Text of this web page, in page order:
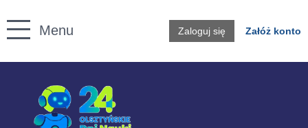
Przejdź do treści
Menu
Twoje konto
Zaloguj się Załóż konto